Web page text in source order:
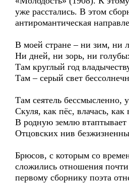
уже расстались. В этом
антиромантическая
В моей стране – ни зим, ни
Ни дней, ни зорь, ни
Там круглый год
Там – серый свет
Там сеятель бессмысленно,
Скуля, как пёс, влачась,
В родную землю втаптывает
Отцовских нив
Брюсов, с которым со
сложились отношения
первому сборнику поэта